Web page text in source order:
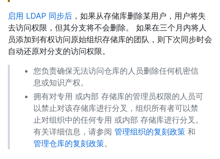
启用 LDAP 同步后 ，如果从存储库删除某用户，用户将失
去访问权限，但其分支将不会删除。 如果在三个月内将人
员添加到有权访问原始组织存储库的团队，则下次同步时会
自动还原对分支的访问权限。
您负责确保无法访问仓库的人员删除任何机密信
息或知识产权。
拥有对专用 或内部 存储库的管理员权限的人员可
以禁止对该存储库进行分叉，组织所有者可以禁
止对组织中的任何专用 或内部 存储库进行分叉。
有关详细信息，请参阅 管理组织的复刻政策 和
管理仓库的复刻政策。